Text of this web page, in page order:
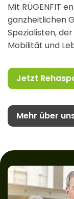
Mit RÜGENFIT
ganzheitlichen
Spezialisten,
Mobilität und
Jetzt
Mehr über